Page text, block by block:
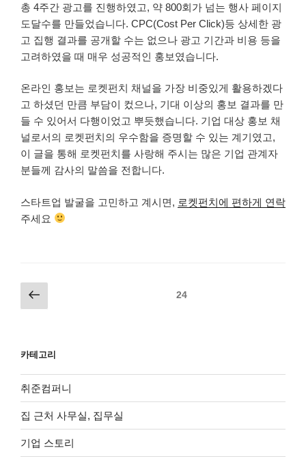
총 4주간 광고를 진행하였고, 약 800회가 넘는 행사 페이지
도달수를 만들었습니다. CPC(Cost Per Click)등 상세한 광
고 집행 결과를 공개할 수는 없으나 광고 기간과 비용 등을
고려하였을 때 매우 성공적인 홍보였습니다.
온라인 홍보는 로켓펀치 채널을 가장 비중있게 활용하겠다
고 하셨던 만큼 부담이 컸으나, 기대 이상의 홍보 결과를 만
들 수 있어서 다행이었고 뿌듯했습니다. 기업 대상 홍보 채
널로서의 로켓펀치의 우수함을 증명할 수 있는 계기였고,
이 글을 통해 로켓펀치를 사랑해 주시는 많은 기업 관계자
분들께 감사의 말씀을 전합니다.
스타트업 발굴을 고민하고 계시면, 로켓펀치에 편하게 연락
주세요
글
페
지
김
이
전
페이지24
카테고리
취준컴퍼니
집 근처 사무실, 집무실
기업 스토리